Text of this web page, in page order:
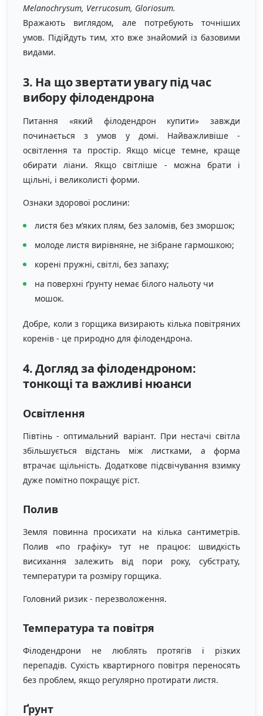
Melanochrysum, Verrucosum, Gloriosum.
Вражають виглядом, але потребують точніших
умов. Підійдуть тим, хто вже знайомий із базовими
видами.
3. На що звертати увагу під час
вибору філодендрона
Питання «який філодендрон купити» завжди
починається з умов у домі. Найважливіше -
освітлення та простір. Якщо місце темне, краще
обирати ліани. Якщо світліше - можна брати і
щільні, і великолисті форми.
Ознаки здорової рослини:
листя без м’яких плям, без заломів, без зморшок;
молоде листя вирівняне, не зібране гармошкою;
корені пружні, світлі, без запаху;
на поверхні ґрунту немає білого нальоту чи
мошок.
Добре, коли з горщика визирають кілька повітряних
коренів - це природно для філодендрона.
4. Догляд за філодендроном:
тонкощі та важливі нюанси
Освітлення
Півтінь - оптимальний варіант. При нестачі світла
збільшується відстань між листками, а форма
втрачає щільність. Додаткове підсвічування взимку
дуже помітно покращує ріст.
Полив
Земля повинна просихати на кілька сантиметрів.
Полив «по графіку» тут не працює: швидкість
висихання залежить від пори року, субстрату,
температури та розміру горщика.
Головний ризик - перезволоження.
Температура та повітря
Філодендрони не люблять протягів і різких
перепадів. Сухість квартирного повітря переносять
без проблем, якщо регулярно протирати листя.
Ґрунт